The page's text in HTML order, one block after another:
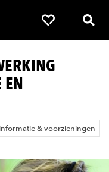
Favorieten
EN
& voorzieningen